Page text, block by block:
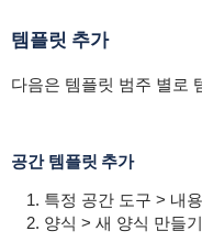
템플릿 추가
다음은 템플릿 범주 별로
공간 템플릿 추가
특정 공간 도구 > 내
양식 > 새 양식 만들